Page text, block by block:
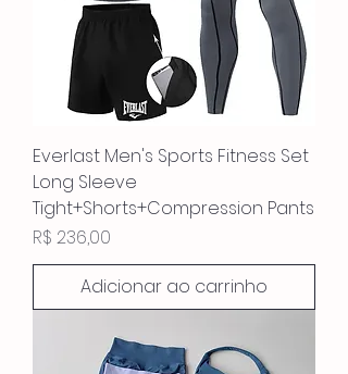
Everlast Men's Sports Fitness Set
Long Sleeve
Tight+Shorts+Compression Pants
Preço
R$ 236,00
Adicionar ao carrinho